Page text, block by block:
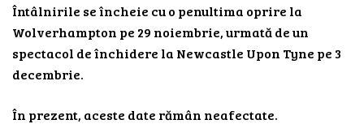
Întâlnirile se încheie cu o penultima oprire la
Wolverhampton pe 29 noiembrie, urmată de un
spectacol de închidere la Newcastle Upon Tyne pe 3
decembrie.
În prezent, aceste date rămân neafectate.